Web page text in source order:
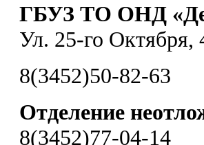
ГБУЗ ТО ОНД
Ул. 25-го Октября,
8(3452)50-82-63
Отделение
8(3452)77-04-14